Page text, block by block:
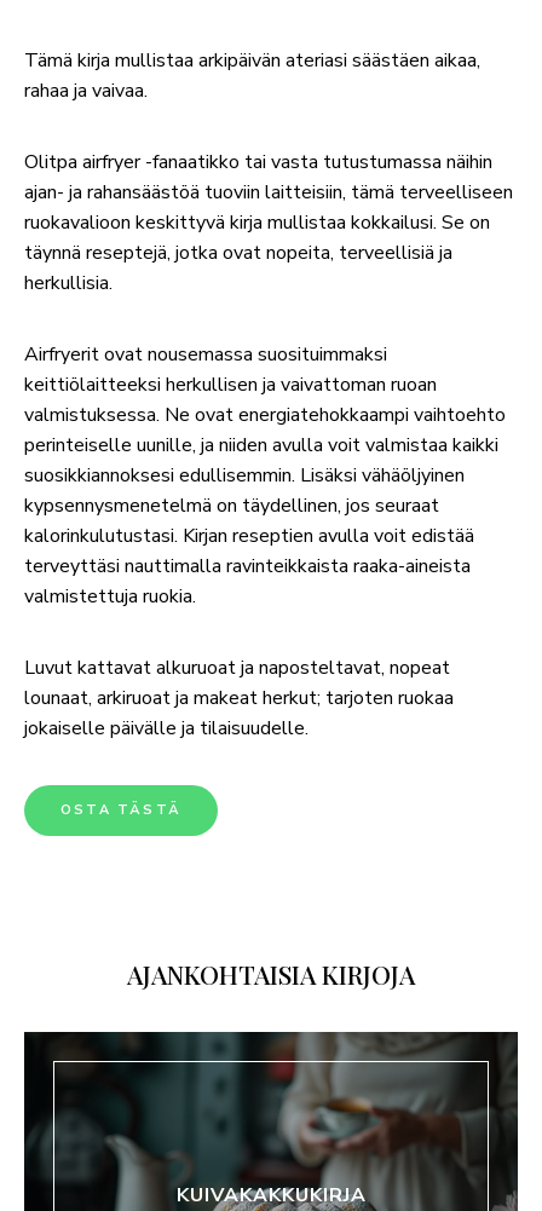
Tämä kirja mullistaa arkipäivän ateriasi säästäen aikaa,
rahaa ja vaivaa.
Olitpa airfryer -fanaatikko tai vasta tutustumassa näihin
ajan- ja rahansäästöä tuoviin laitteisiin, tämä terveelliseen
ruokavalioon keskittyvä kirja mullistaa kokkailusi. Se on
täynnä reseptejä, jotka ovat nopeita, terveellisiä ja
herkullisia.
Airfryerit ovat nousemassa suosituimmaksi
keittiölaitteeksi herkullisen ja vaivattoman ruoan
valmistuksessa. Ne ovat energiatehokkaampi vaihtoehto
perinteiselle uunille, ja niiden avulla voit valmistaa kaikki
suosikkiannoksesi edullisemmin. Lisäksi vähäöljyinen
kypsennysmenetelmä on täydellinen, jos seuraat
kalorinkulutustasi. Kirjan reseptien avulla voit edistää
terveyttäsi nauttimalla ravinteikkaista raaka-aineista
valmistettuja ruokia.
Luvut kattavat alkuruoat ja naposteltavat, nopeat
lounaat, arkiruoat ja makeat herkut; tarjoten ruokaa
jokaiselle päivälle ja tilaisuudelle.
OSTA TÄSTÄ
AJANKOHTAISIA KIRJOJA
KUIVAKAKKUKIRJA